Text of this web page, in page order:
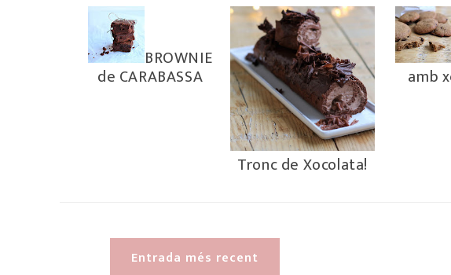
BROWNIE
de CARABASSA
Tronc de Xocolata!
amb
Entrada més recent